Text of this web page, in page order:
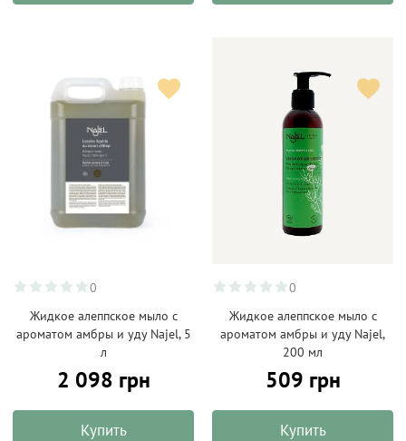
0
Жидкое алеппское мыло с
ароматом амбры и уду Najel, 5
л
2 098 грн
Купить
0
Жидкое алеппское мыло с
ароматом амбры и уду Najel,
200 мл
509 грн
Купить